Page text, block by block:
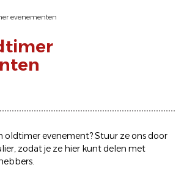
evenementen
oldtimer evenement? Stuur ze ons door
, zodat je ze hier kunt delen met